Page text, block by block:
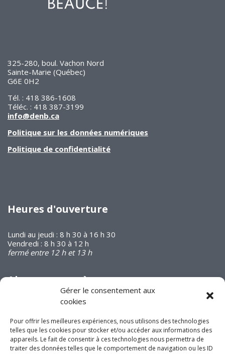
Gérer le consentement aux
cookies
Pour offrir les meilleures expériences, nous utilisons des technologies
telles que les cookies pour stocker et/ou accéder aux informations des
appareils. Le fait de consentir à ces technologies nous permettra de
traiter des données telles que le comportement de navigation ou les ID
325-280, boul. Vachon Nord
Sainte-Marie (Québec)
G6E 0H2
Tél. : 418 386-1608
Téléc. : 418 387-3199
info@denb.ca
Politique sur les données numériques
Politique de confidentialité
Heures d'ouverture
Lundi au jeudi : 8 h 30 à 16 h 30
Vendredi : 8 h 30 à 12 h
fermé entre 12 h et 13 h
Abonnez-vous à
notre infolettre